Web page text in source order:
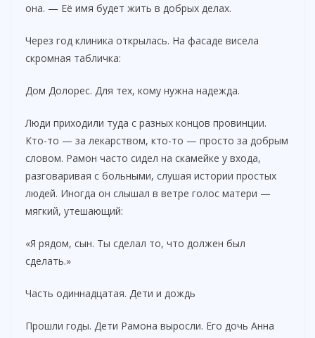
она. — Её имя будет жить в добрых делах.
Через год клиника открылась. На фасаде висела
скромная табличка:
Дом Долорес. Для тех, кому нужна надежда.
Люди приходили туда с разных концов провинции.
Кто-то — за лекарством, кто-то — просто за добрым
словом. Рамон часто сидел на скамейке у входа,
разговаривая с больными, слушая истории простых
людей. Иногда он слышал в ветре голос матери —
мягкий, утешающий:
«Я рядом, сын. Ты сделал то, что должен был
сделать.»
Часть одиннадцатая. Дети и дождь
Прошли годы. Дети Рамона выросли. Его дочь Анна